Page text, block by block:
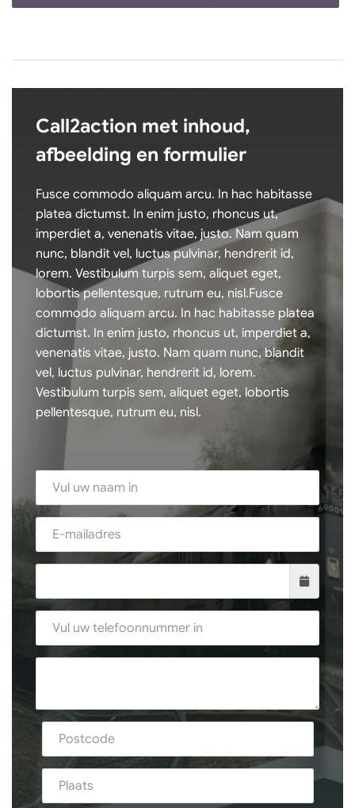
Call2action met inhoud,
afbeelding en formulier
Fusce commodo aliquam arcu. In hac habitasse
platea dictumst. In enim justo, rhoncus ut,
imperdiet a, venenatis vitae, justo. Nam quam
nunc, blandit vel, luctus pulvinar, hendrerit id,
lorem. Vestibulum turpis sem, aliquet eget,
lobortis pellentesque, rutrum eu, nisl.Fusce
commodo aliquam arcu. In hac habitasse platea
dictumst. In enim justo, rhoncus ut, imperdiet a,
venenatis vitae, justo. Nam quam nunc, blandit
vel, luctus pulvinar, hendrerit id, lorem.
Vestibulum turpis sem, aliquet eget, lobortis
pellentesque, rutrum eu, nisl.
Naam
E-mail*
Telefoonnummer
Postcode en plaats